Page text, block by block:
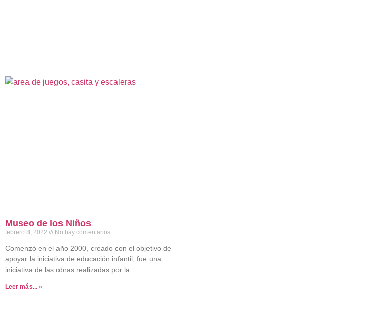
Museo de los Niños
febrero 8, 2022 No hay comentarios
Comenzó en el año 2000, creado con el objetivo de
apoyar la iniciativa de educación infantil, fue una
iniciativa de las obras realizadas por la
Leer más... »